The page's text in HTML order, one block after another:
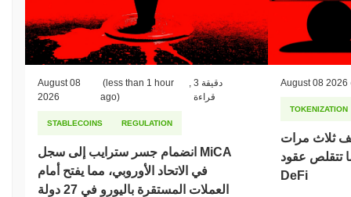
August 08
2026
(less than 1 hour
ago)
3 دقيقة
قراءة
STABLECOINS REGULATION
انضمام جسر سترايب إلى سجل MiCA
في الاتحاد الأوروبي، مما يفتح أمام
العملات المستقرة باليورو في 27 دولة
August 08 2026
TOKENIZATION
ثلاث مرات
تتقلص عقود
DeFi